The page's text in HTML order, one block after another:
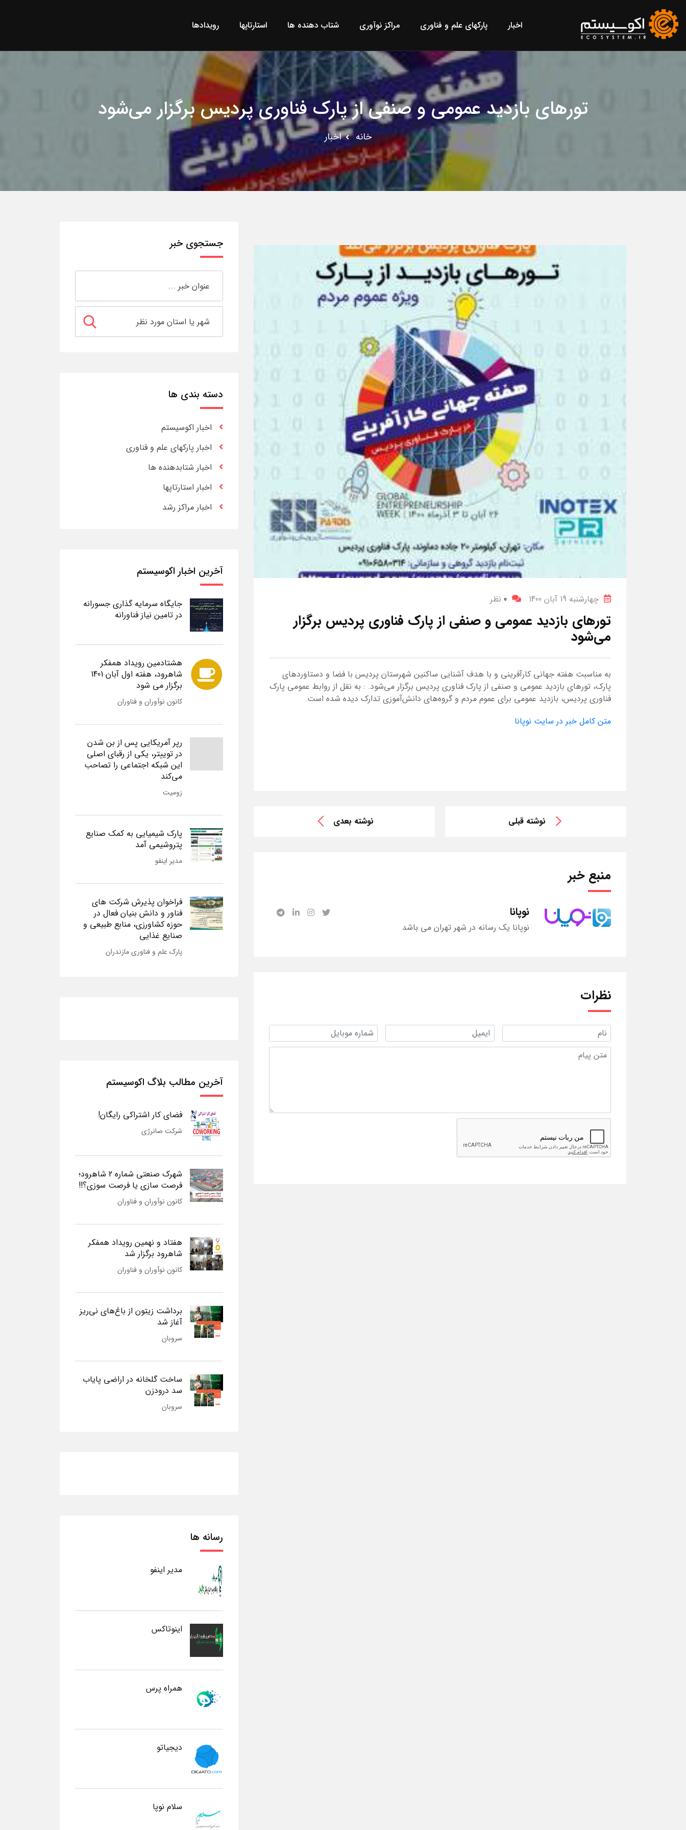
اخبار پارکهای علم و فناوری مراکز نوآوری شتاب دهنده ها استارتاپها رویدادها
تورهای بازدید عمومی و صنفی از پارک فناوری پردیس برگزار می‌شود
خانه اخبار
چهارشنبه 19 آبان 1400 0 نظر
تورهای بازدید عمومی و صنفی از پارک فناوری پردیس برگزار
می‌شود
به مناسبت هفته جهانی کارآفرینی و با هدف آشنایی ساکنین شهرستان پردیس با فضا و دستاوردهای
پارک، تورهای بازدید عمومی و صنفی از پارک فناوری پردیس برگزار می‌شود. : به نقل از روابط عمومی پارک
فناوری پردیس، بازدید عمومی برای عموم مردم و گروه‌های دانش‌آموزی تدارک دیده شده است.
متن کامل خبر در سایت نوپانا
نوشته قبلی نوشته بعدی
منبع خبر
نوپانا
نوپانا یک رسانه در شهر تهران می باشد
نظرات
جستجوی خبر
دسته بندی ها
اخبار اکوسیستم
اخبار پارکهای علم و فناوری
اخبار شتابدهنده ها
اخبار استارتاپها
اخبار مراکز رشد
آخرین اخبار اکوسیستم
جایگاه سرمایه گذاری جسورانه
در تامین نیاز فناورانه
هشتادمین رویداد همفکر
شاهرود، هفته اول آبان 1401
برگزار می شود
کانون نوآوران و فناوران
رپر آمریکایی پس از بن شدن
در توییتر، یکی از رقبای اصلی
این شبکه اجتماعی را تصاحب
می‌کند
زومیت
پارک شیمیایی به کمک صنایع
پتروشیمی آمد
مدیر اینفو
فراخوان پذیرش شرکت های
فناور و دانش بنیان فعال در
حوزه کشاورزی، منابع طبیعی و
صنایع غذایی
پارک علم و فناوری مازندران
آخرین مطالب بلاگ اکوسیستم
فضای کار اشتراکی رایگان!
شرکت صانرژی
شهرک صنعتی شماره 2 شاهرود؛
فرصت سازی یا فرصت سوزی؟!!
کانون نوآوران و فناوران
هفتاد و نهمین رویداد همفکر
شاهرود برگزار شد
کانون نوآوران و فناوران
برداشت زیتون از باغ‌های نی‌ریز
آغاز شد
سروبان
ساخت گلخانه در اراضی پایاب
سد درودزن
سروبان
رسانه ها
مدیر اینفو
اینوتاکس
همراه پرس
دیجیاتو
سلام نوپا